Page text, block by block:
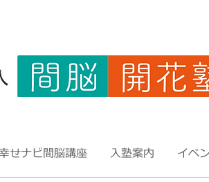
せナビ間脳講座 入塾案内 イベ